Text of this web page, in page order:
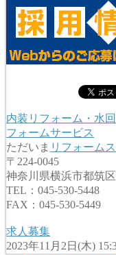
内装リフォーム・水
フォームサービス
ただいま リフォーム
〒224-0045
神奈川県横浜市都筑
TEL：045-530-5448
FAX：045-530-5449
求人募集
2023年11月2日(木)